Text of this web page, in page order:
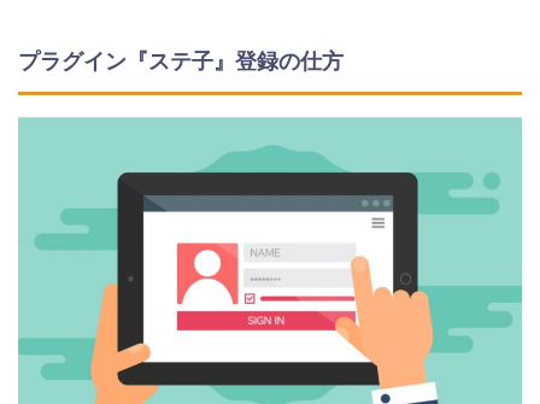
プラグイン『ステ子』登録の仕方